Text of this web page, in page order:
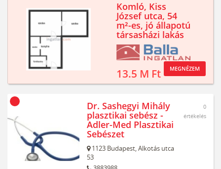
Komló, Kiss
József utca, 54
m²-es, jó állapotú
társasházi lakás
13.5 M Ft MEGNÉZEM
Dr. Sashegyi Mihály
plasztikai sebész -
Adler-Med Plasztikai
Sebészet
1123 Budapest,Alkotás utca
53
0
értékelés